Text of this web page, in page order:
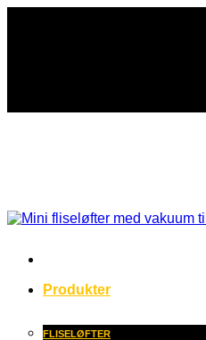
Produkter
FLISELØFTER